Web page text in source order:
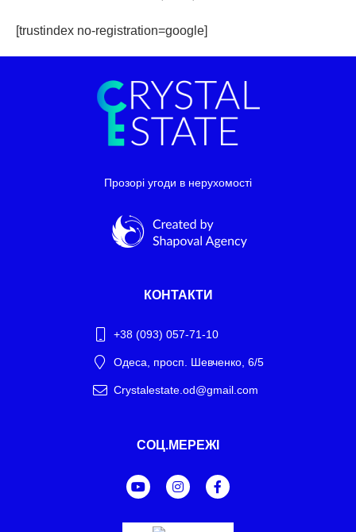
[trustindex no-registration=google]
Прозорі угоди в нерухомості
КОНТАКТИ
+38 (093) 057-71-10
Одеса, просп. Шевченко, 6/5
Crystalestate.od@gmail.com
СОЦ.МЕРЕЖІ